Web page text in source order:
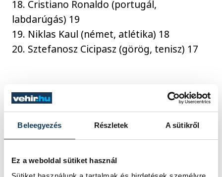
Beleegyezés Részletek A sütikről
Ez a weboldal sütiket használ
18. Cristiano Ronaldo (portugál,
labdarúgás) 19
19. Niklas Kaul (német, atlétika) 18
20. Sztefanosz Cicipasz (görög, tenisz) 17
sport